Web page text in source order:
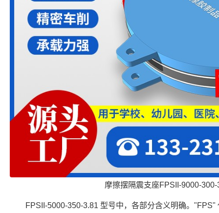
摩擦摆隔震支座FPSII-9000-300-
FPSII-5000-350-3.81 型号中，各部分含义明确。